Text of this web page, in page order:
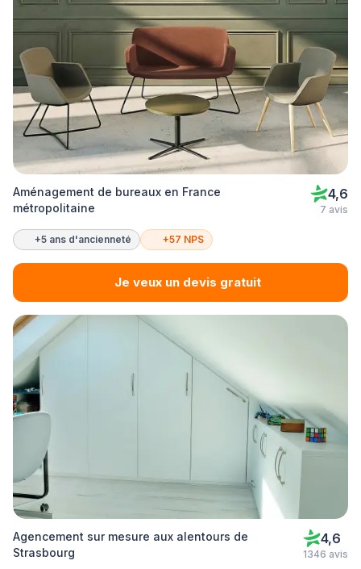
Aménagement de bureaux en France
métropolitaine
4,6
7 avis
+5 ans d'ancienneté +57 NPS
Je veux un devis gratuit
Agencement sur mesure aux alentours de
Strasbourg
4,6
1346 avis